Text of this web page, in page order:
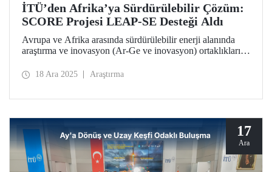
İTÜ’den Afrika’ya Sürdürülebilir Çözüm:
SCORE Projesi LEAP-SE Desteği Aldı
Avrupa ve Afrika arasında sürdürülebilir enerji alanında
araştırma ve inovasyon (Ar-Ge ve inovasyon) ortaklıklarını
Africa Partnership on Sustainable Energy) çağrısı
hak kazandı.
18 Ara 2025 Araştırma
17
Ara